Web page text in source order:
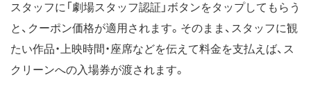
スタッフに「劇場スタッフ認証」ボタンをタップしてもらう
と、クーポン価格が適用されます。そのまま、スタッフに観
たい作品・上映時間・座席などを伝えて料金を支払えば、ス
クリーンへの入場券が渡されます。